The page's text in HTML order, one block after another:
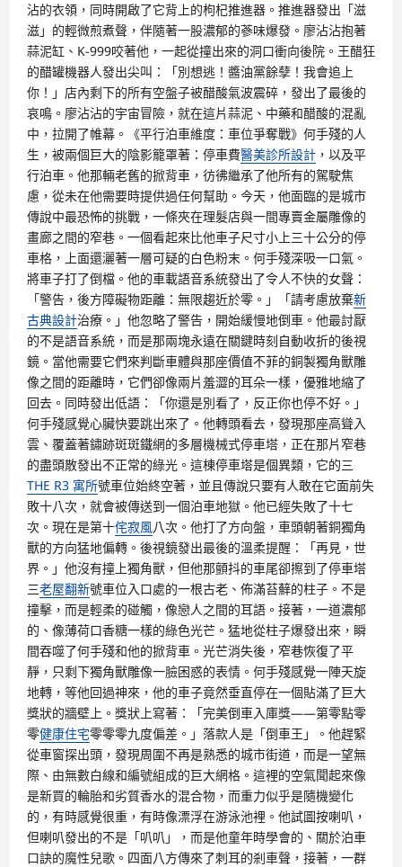
沾的衣領，同時開啟了它背上的枸杞推進器。推進器發出「滋
滋」的輕微煎煮聲，伴隨著一股濃郁的蔘味爆發。廖沾沾抱著
蒜泥缸、K-999咬著他，一起從撞出來的洞口衝向後院。王醋狂
的醋罐機器人發出尖叫：「別想逃！醬油黨餘孽！我會追上
你！」店內剩下的所有空盤子被醋酸氣波震碎，發出了最後的
哀鳴。廖沾沾的宇宙冒險，就在這片蒜泥、中藥和醋酸的混亂
中，拉開了帷幕。《平行泊車維度：車位爭奪戰》何手殘的人
生，被兩個巨大的陰影籠罩著：停車費醫美診所設計 ，以及平
行泊車。他那輛老舊的掀背車，彷彿繼承了他所有的駕駛焦
慮，從未在他需要時提供過任何幫助。今天，他面臨的是城市
傳說中最恐怖的挑戰，一條夾在理髮店與一間專賣金屬雕像的
畫廊之間的窄巷。一個看起來比他車子尺寸小上三十公分的停
車格，上面還灑著一層可疑的白色粉末。何手殘深吸一口氣。
將車子打了倒檔。他的車載語音系統發出了令人不快的女聲：
「警告，後方障礙物距離：無限趨近於零。」「請考慮放棄新
古典設計治療。」他忽略了警告，開始緩慢地倒車。他最討厭
的不是語音系統，而是那兩塊永遠在關鍵時刻自動收折的後視
鏡。當他需要它們來判斷車體與那座價值不菲的銅製獨角獸雕
像之間的距離時，它們卻像兩片羞澀的耳朵一樣，優雅地縮了
回去。同時發出低語：「你還是別看了，反正你也停不好。」
何手殘感覺心臟快要跳出來了。他轉頭看去，發現那座高聳入
雲、覆蓋著鏽跡斑斑鐵網的多層機械式停車塔，正在那片窄巷
的盡頭散發出不正常的綠光。這棟停車塔是個異類，它的三
THE R3 寓所號車位始終空著，並且傳說只要有人敢在它面前失
敗十八次，就會被傳送到一個泊車地獄。他已經失敗了十七
次。現在是第十侘寂風八次。他打了方向盤，車頭朝著銅獨角
獸的方向猛地偏轉。後視鏡發出最後的溫柔提醒：「再見，世
界。」他沒有撞上獨角獸，但他那顫抖的車尾卻擦到了停車塔
三老屋翻新號車位入口處的一根古老、佈滿苔蘚的柱子。不是
撞擊，而是輕柔的碰觸，像戀人之間的耳語。接著，一道濃郁
的、像薄荷口香糖一樣的綠色光芒。猛地從柱子爆發出來，瞬
間吞噬了何手殘和他的掀背車。光芒消失後，窄巷恢復了平
靜，只剩下獨角獸雕像一臉困惑的表情。何手殘感覺一陣天旋
地轉，等他回過神來，他的車子竟然垂直停在一個貼滿了巨大
獎狀的牆壁上。獎狀上寫著：「完美倒車入庫獎——第零點零
零健康住宅零零零九度偏差。」落款人是「倒車王」。他趕緊
從車窗探出頭，發現周圍不再是熟悉的城市街道，而是一望無
際、由無數白線和編號組成的巨大網格。這裡的空氣聞起來像
是新買的輪胎和劣質香水的混合物，而重力似乎是隨機變化
的，有時感覺很重，有時像漂浮在游泳池裡。他試圖按喇叭，
但喇叭發出的不是「叭叭」，而是他童年時學會的、關於泊車
口訣的魔性兒歌。四面八方傳來了刺耳的剎車聲，接著，一群